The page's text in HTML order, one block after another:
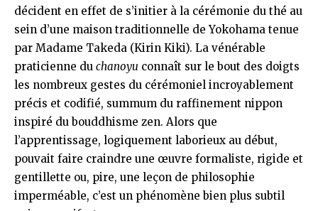
décident en effet de s’initier à la cérémonie du thé au
sein d’une maison traditionnelle de Yokohama tenue
par Madame Takeda (Kirin Kiki). La vénérable
praticienne du chanoyu connaît sur le bout des doigts
les nombreux gestes du cérémoniel incroyablement
précis et codifié, summum du raffinement nippon
inspiré du bouddhisme zen. Alors que
l’apprentissage, logiquement laborieux au début,
pouvait faire craindre une œuvre formaliste, rigide et
gentillette ou, pire, une leçon de philosophie
imperméable, c’est un phénomène bien plus subtil